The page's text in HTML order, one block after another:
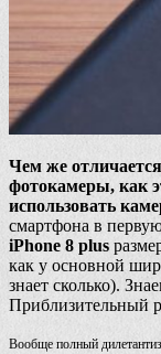
Чем же
фотокамеры, как
использовать
смартфона в
iPhone 8 plus
как у основной
знает сколько).
Приблизительный
Вообще полный